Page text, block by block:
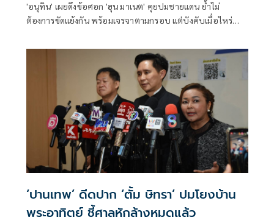
'อนุทิน' เผยดึงข้อศอก 'ฮุน มาเนต' คุยปมชายแดน ย้ำไม่
ต้องการขัดแย้งกัน พร้อมเจรจาตามกรอบ แต่บังคับเมื่อไหร่
ตาย
‘ปานเทพ’ ดีดปาก ‘ตั้ม ษิทรา’ ปมโยงบ้าน
พระอาทิตย์ ชี้ศาลหักล้างหมดแล้ว